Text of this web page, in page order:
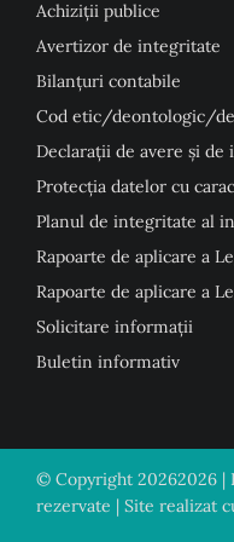
Achiziții publice
Avertizor de integritate
Bilanțuri contabile
Cod etic/deontologic/
Declarații de avere și de
Protecția datelor cu
Planul de integritate al
Rapoarte de aplicare a
Rapoarte de aplicare a
Solicitare informații
Buletin informativ
© Copyright 20262026 |
rezervate | Site realizat